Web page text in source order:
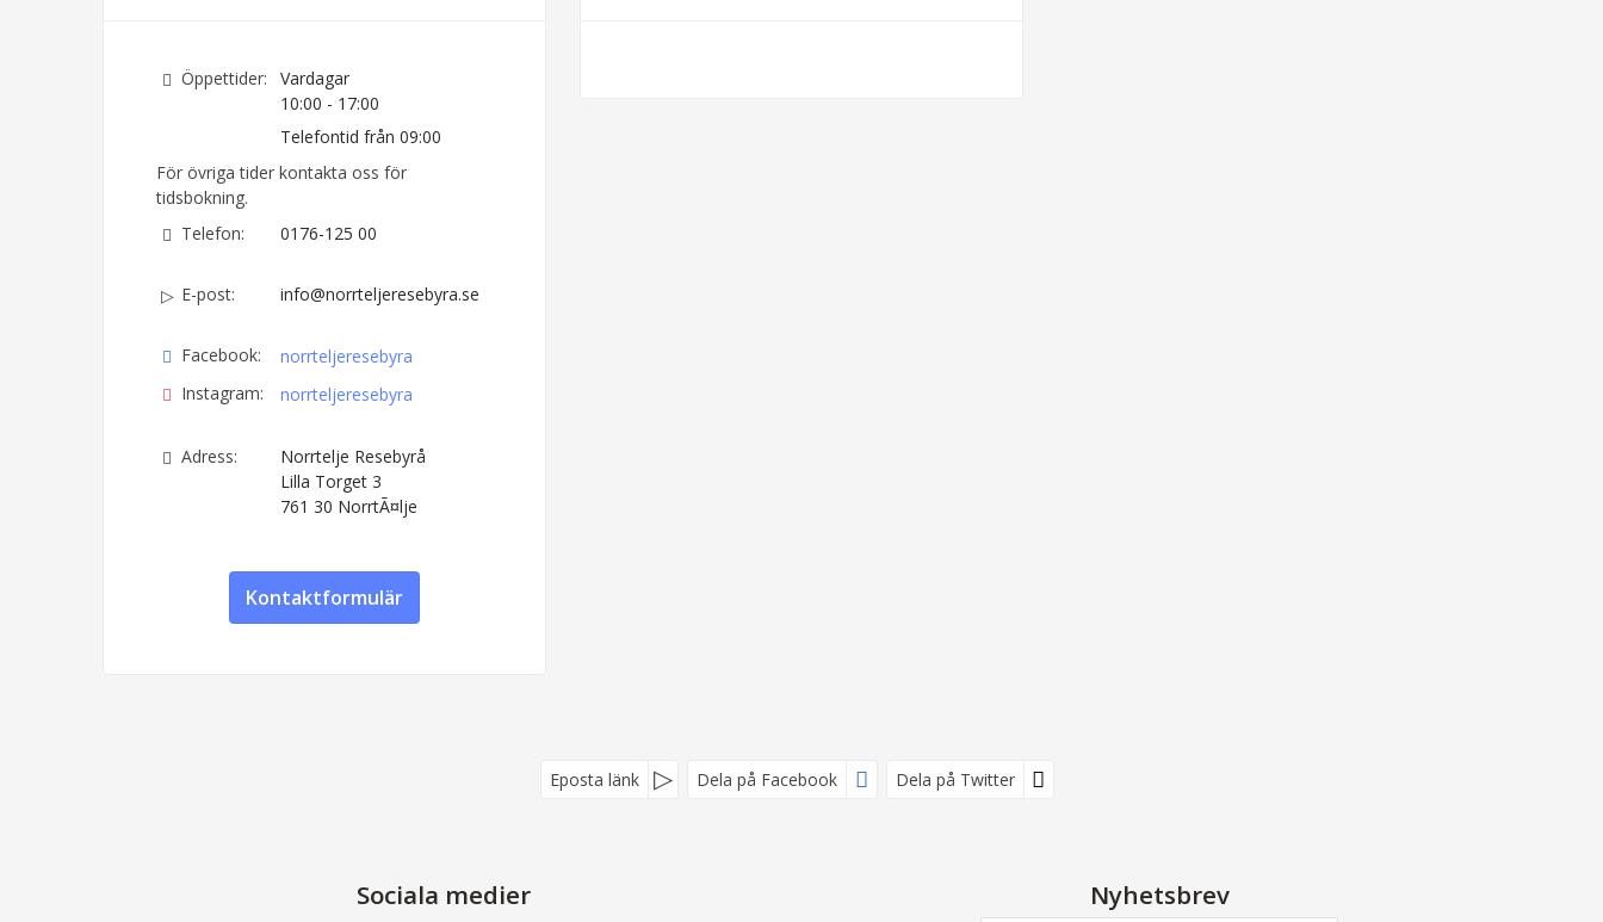
Öppettider:
Vardagar
10:00 - 17:00
Telefontid från 09:00
För övriga tider kontakta oss för
tidsbokning.
Telefon:
0176-125 00
E-post: info@norrteljeresebyra.se
Facebook:
norrteljeresebyra
Instagram:
norrteljeresebyra
Adress:
Norrtelje Resebyrå
Lilla Torget 3
761 30 NorrtÃ¤lje
Kontaktformulär
Eposta länk Dela på Facebook Dela på Twitter
Sociala medier Nyhetsbrev